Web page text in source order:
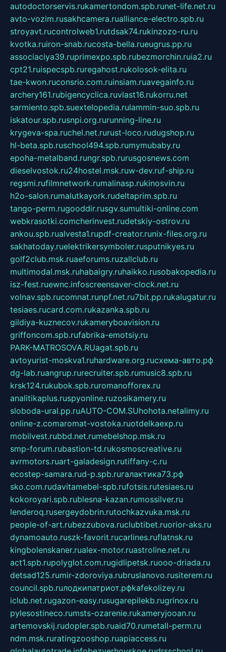
autodoctorservis.rukamertondom.spb.runet-life.net.ru
avto-vozim.rusakhcamera.rualliance-electro.spb.ru
stroyavt.rucontrolweb1.rutdsak74.rukinzozo-ru.ru
kvotka.ruiron-snab.rucosta-bella.rueugrus.pp.ru
associaciya39.ruprimexpo.spb.rubezmorchin.ruia2.ru
cpt21.ruispecspb.ruregahost.rukolosok-elita.ru
tae-kwon.ruconsrio.com.ruinsiam.ruavegainfo.ru
archery161.rubigencyclica.ruvlast16.rukorru.net
sarmiento.spb.suextelopedia.rulammin-suo.spb.ru
iskatour.spb.rusnpi.org.rurunning-line.ru
krygeva-spa.ruchel.net.rurust-loco.rudugshop.ru
hl-beta.spb.ruschool494.spb.rumymubaby.ru
epoha-metalband.rungr.spb.rurusgosnews.com
dieselvostok.ru24hostel.msk.ruw-dev.ruf-ship.ru
regsmi.rufilmnetwork.rumalinasp.rukinosvin.ru
h2o-salon.rumalutkayork.rudeltaprim.spb.ru
tango-perm.rugooddir.rusgv.sumultiki-online.com
webkrasotki.comcherinvest.rudetskiy-ostrov.ru
ankou.spb.rualvesta1.rupdf-creator.runix-files.org.ru
sakhatoday.ruelektrikersymboler.rusputnikyes.ru
golf2club.msk.ruaeforums.ruzallclub.ru
multimodal.msk.ruhabaigry.ruhaikko.rusobakopedia.ru
isz-fest.ruewnc.infoscreensaver-clock.net.ru
volnav.spb.rucomnat.runpf.net.ru7bit.pp.rukalugatur.ru
tesiaes.rucard.com.rukazanka.spb.ru
gildiya-kuznecov.rukameryboavision.ru
griffoncom.spb.rufabrika-emotsiy.ru
PARK-MATROSOVA.RUagat.spb.ru
avtoyurist-moskva1.ruhardware.org.ruсхема-авто.рф
dg-lab.ruangrup.rurecruiter.spb.rumusic8.spb.ru
krsk124.rukubok.spb.ruromanofforex.ru
analitikaplus.ruspyonline.ruzosikamery.ru
sloboda-ural.pp.ruAUTO-COM.SUhohota.netalimy.ru
online-z.comaromat-vostoka.ruotdelkaexp.ru
mobilvest.rubbd.net.rumebelshop.msk.ru
smp-forum.rubastion-td.rukosmoscreative.ru
avrmotors.ruart-galadesign.rutiffany-c.ru
ecostep-samara.rud-p.spb.ruгалактика73.рф
sko.com.rudavitamebel-spb.rufotsis.rutesiaes.ru
kokoroyari.spb.rublesna-kazan.rumossilver.ru
lenderoq.rusergeydobrin.rutochkazvuka.msk.ru
people-of-art.rubezzubova.ruclubtibet.ruorior-aks.ru
dynamoauto.ruszk-favorit.rucarlines.ruflatnsk.ru
kingbolenskaner.rualex-motor.ruastroline.net.ru
act1.spb.rupolyglot.com.rugidlipetsk.ruooo-driada.ru
detsad125.rumir-zdoroviya.rubruslanovo.rusiterem.ru
council.spb.ruлодкипатриот.рфkafekolizey.ru
iclub.net.rugazon-easy.rusugarepilekb.rugrinox.ru
pylesostineco.rumsts-ozarenie.rukameryjooan.ru
artemovskij.rudopler.spb.ruaid70.rumetall-perm.ru
ndm.msk.ruratingzooshop.ruapiaccess.ru